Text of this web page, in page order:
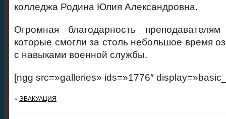
колледжа Родина Юлия Александровна.
Огромная благодарность
которые смогли за столь небольшое время
с навыками военной службы.
[ngg src=»galleries» ids=»1776″
« ЭВАКУАЦИЯ